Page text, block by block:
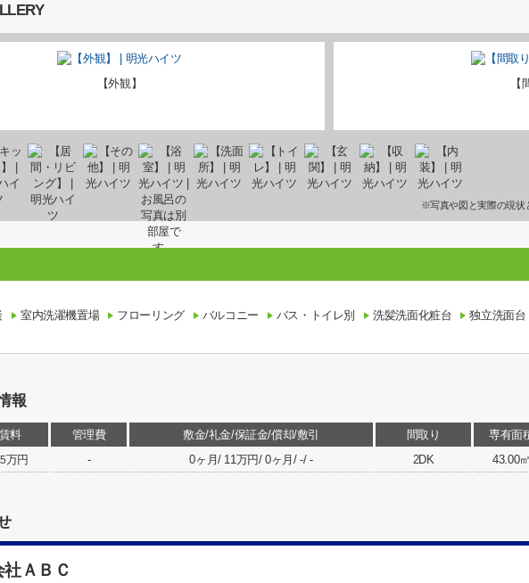
【外観】
※写真や図と実際の現状
室内洗濯機置場 フローリング バルコニー バス・トイレ別 洗髪洗面化粧台 独立洗面台
報
賃料 管理費 敷金/礼金/保証金/償却/敷引 間取り
専有面
万円 - 0ヶ月/ 11万円/ 0ヶ月/ -/ - 2DK 43.00
ＡＢＣ